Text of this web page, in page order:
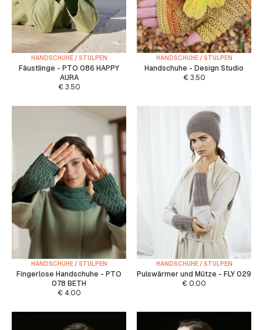
HANDSCHUHE / STULPEN
Fäustlinge - PTO 086 HAPPY
AURA
€3.50
HANDSCHUHE / STULPEN
Handschuhe - Design Studio
€3.50
HANDSCHUHE / STULPEN
Fingerlose Handschuhe - PTO
078 BETH
€4.00
HANDSCHUHE / STULPEN
Pulswärmer und Mütze - FLY 029
€ 0.00